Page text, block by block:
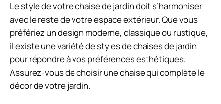
Le style de votre chaise de jardin doit s’harmoniser
avec le reste de votre espace extérieur. Que vous
préfériez un design moderne, classique ou rustique,
il existe une variété de styles de chaises de jardin
pour répondre à vos préférences esthétiques.
Assurez-vous de choisir une chaise qui complète le
décor de votre jardin.